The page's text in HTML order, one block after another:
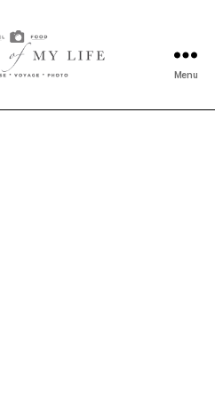
taste
Menu